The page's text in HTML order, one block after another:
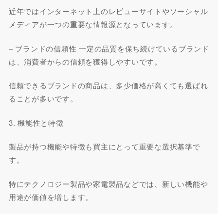
近年ではインターネット上のレビューサイトやソーシャル
メディアが一つの重要な情報源となっています。
– ブランドの信頼性 一定の品質を保ち続けているブランド
は、消費者からの信頼を獲得しやすいです。
信頼できるブランドの商品は、多少価格が高くても選ばれ
ることが多いです。
3. 機能性と特徴
製品が持つ機能や特徴も買主にとって重要な選択基準で
す。
特にテクノロジー製品や家電製品などでは、新しい機能や
用途が価値を増します。